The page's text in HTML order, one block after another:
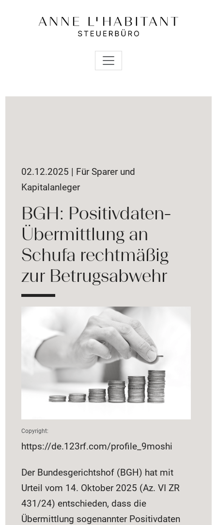
02.12.2025 | Für Sparer und
Kapitalanleger
BGH: Positivdaten-
Übermittlung an
Schufa rechtmäßig
zur Betrugsabwehr
Copyright:
https://de.123rf.com/profile_9moshi
Der Bundesgerichtshof (BGH) hat mit
Urteil vom 14. Oktober 2025 (Az. VI ZR
431/24) entschieden, dass die
Übermittlung sogenannter Positivdaten